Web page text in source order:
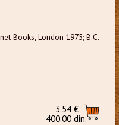
Books, London 1975; B.C.
3.54 €
400.00 din.